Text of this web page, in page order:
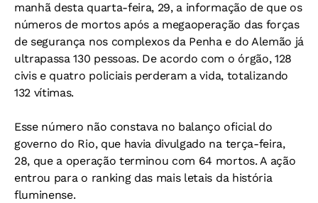
manhã desta quarta-feira, 29, a informação de que os
números de mortos após a megaoperação das forças
de segurança nos complexos da Penha e do Alemão já
ultrapassa 130 pessoas. De acordo com o órgão, 128
civis e quatro policiais perderam a vida, totalizando
132 vítimas.
Esse número não constava no balanço oficial do
governo do Rio, que havia divulgado na terça-feira,
28, que a operação terminou com 64 mortos. A ação
entrou para o ranking das mais letais da história
fluminense.